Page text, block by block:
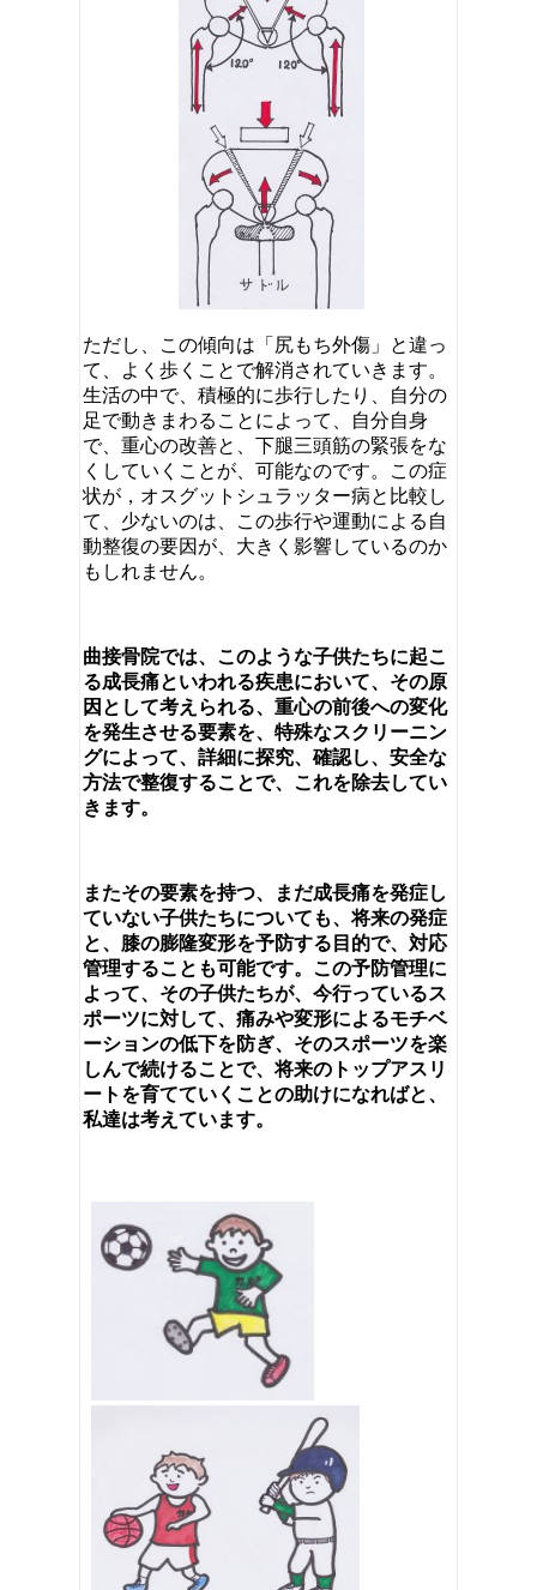
ただし、この傾向は「尻もち外傷」と違っ
て、よく歩くことで解消されていきます。
生活の中で、積極的に歩行したり、自分の
足で動きまわることによって、自分自身
で、重心の改善と、下腿三頭筋の緊張をな
くしていくことが、可能なのです。この症
状が，オスグットシュラッター病と比較し
て、少ないのは、この歩行や運動による自
動整復の要因が、大きく影響しているのか
もしれません。
曲接骨院では、このような子供たちに起こ
る成長痛といわれる疾患において、その原
因として考えられる、重心の前後への変化
を発生させる要素を、特殊なスクリーニン
グによって、詳細に探究、確認し、安全な
方法で整復することで、これを除去してい
きます。
またその要素を持つ、まだ成長痛を発症し
ていない子供たちについても、将来の発症
と、膝の膨隆変形を予防する目的で、対応
管理することも可能です。この予防管理に
よって、その子供たちが、今行っているス
ポーツに対して、痛みや変形によるモチベ
ーションの低下を防ぎ、そのスポーツを楽
しんで続けることで、将来のトップアスリ
ートを育てていくことの助けになればと、
私達は考えています。